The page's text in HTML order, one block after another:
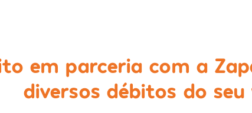
em parceria com a
diversos débitos do seu